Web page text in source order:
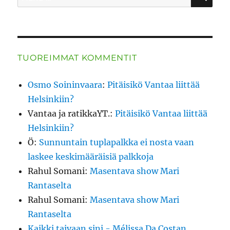
TUOREIMMAT KOMMENTIT
Osmo Soininvaara:Pitäisikö Vantaa liittää
Helsinkiin?
Vantaa ja ratikkaYT.:Pitäisikö Vantaa liittää
Helsinkiin?
Ö: Sunnuntain tuplapalkka ei nosta vaan
laskee keskimääräisiä palkkoja
Rahul Somani:Masentava show Mari
Rantaselta
Rahul Somani:Masentava show Mari
Rantaselta